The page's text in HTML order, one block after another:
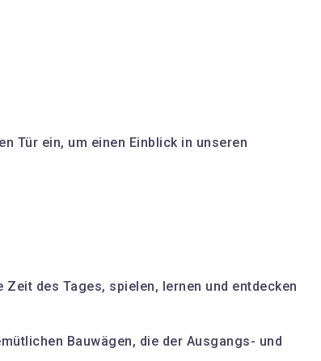
Tür ein, um einen Einblick in unseren
des Tages, spielen, lernen und entdecken
Bauwägen, die der Ausgangs- und